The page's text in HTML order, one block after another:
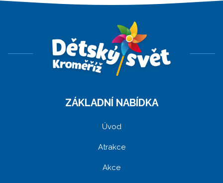
ZÁKLADNÍ NABÍDKA
Úvod
Atrakce
Akce